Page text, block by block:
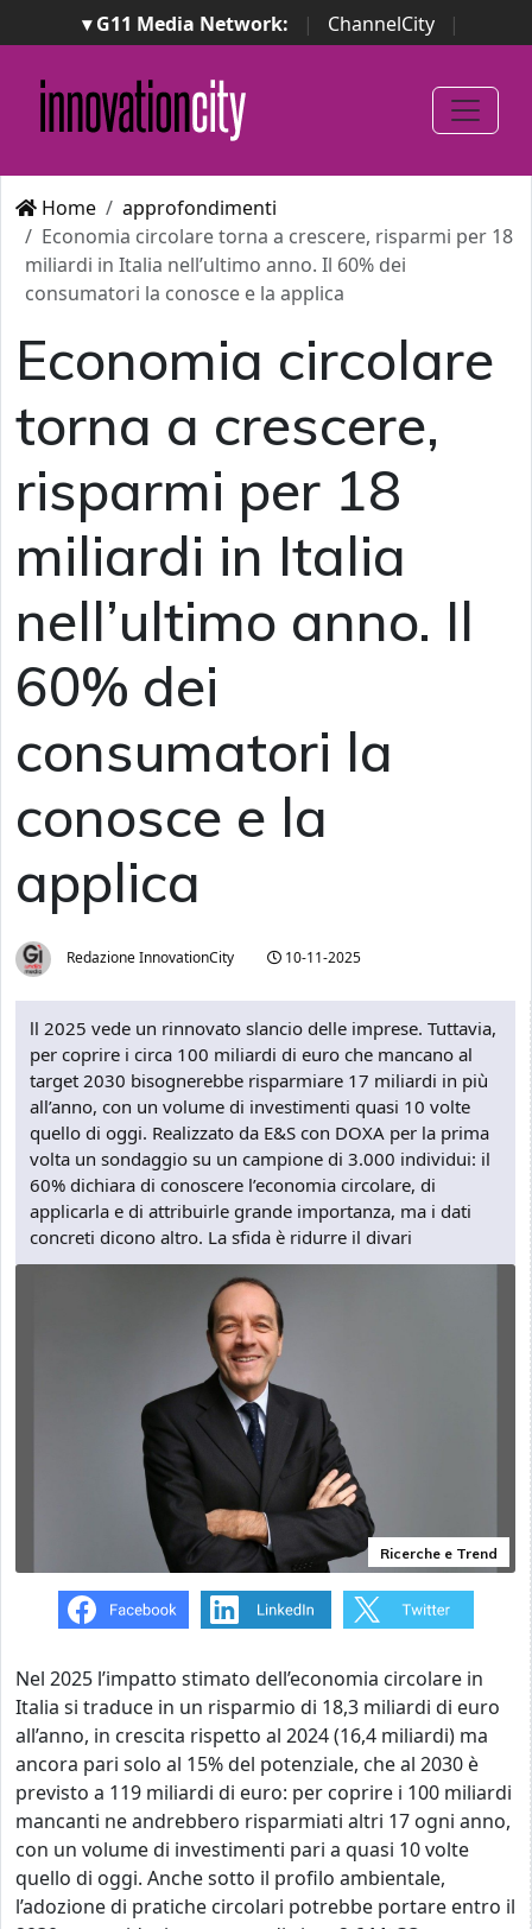
▾ G11 Media Network: | ChannelCity
|
ImpresaCity | SecurityOpenLab | Italian Channel
Awards
Italian Project Awards
Italian Security
Awards
Home
approfondimenti
Economia circolare torna a crescere, risparmi per 18
miliardi in Italia nell’ultimo anno. Il 60% dei
consumatori la conosce e la applica
Economia circolare
torna a crescere,
risparmi per 18
miliardi in Italia
nell’ultimo anno. Il
60% dei
consumatori la
conosce e la
applica
Redazione InnovationCity 10-11-2025
ll 2025 vede un rinnovato slancio delle imprese. Tuttavia,
per coprire i circa 100 miliardi di euro che mancano al
target 2030 bisognerebbe risparmiare 17 miliardi in più
all’anno, con un volume di investimenti quasi 10 volte
quello di oggi. Realizzato da E&S con DOXA per la prima
volta un sondaggio su un campione di 3.000 individui: il
60% dichiara di conoscere l’economia circolare, di
applicarla e di attribuirle grande importanza, ma i dati
concreti dicono altro. La sfida è ridurre il divari
Ricerche e Trend
Nel 2025 l’impatto stimato dell’economia circolare in
Italia si traduce in un risparmio di 18,3 miliardi di euro
all’anno, in crescita rispetto al 2024 (16,4 miliardi) ma
ancora pari solo al 15% del potenziale, che al 2030 è
previsto a 119 miliardi di euro: per coprire i 100 miliardi
mancanti ne andrebbero risparmiati altri 17 ogni anno,
con un volume di investimenti pari a quasi 10 volte
quello di oggi. Anche sotto il profilo ambientale,
l’adozione di pratiche circolari potrebbe portare entro il